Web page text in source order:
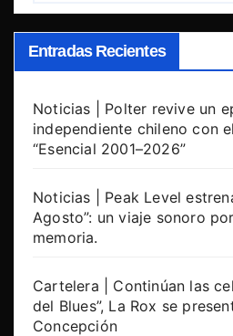
Entradas Recientes
Noticias | Polter revive un
independiente chileno con
“Esencial 2001–2026”
Noticias | Peak Level
Agosto”: un viaje sonoro
memoria.
Cartelera | Continúan las
del Blues”, La Rox se
Concepción